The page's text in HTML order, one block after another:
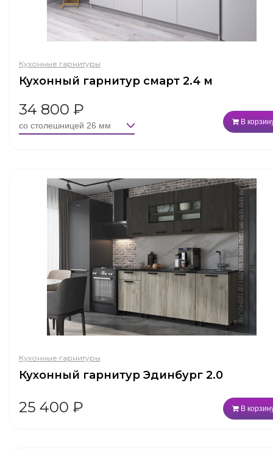
Кухонные гарнитуры
Кухонный гарнитур смарт 2.4 м
34 800 ₽
В
Кухонные гарнитуры
Кухонный гарнитур Эдинбург 2.0
25 400 ₽ В